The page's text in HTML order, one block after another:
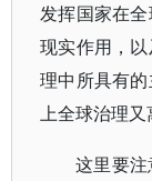
发挥国家在
现实作用，
理中所具有
上全球治理又
这里要